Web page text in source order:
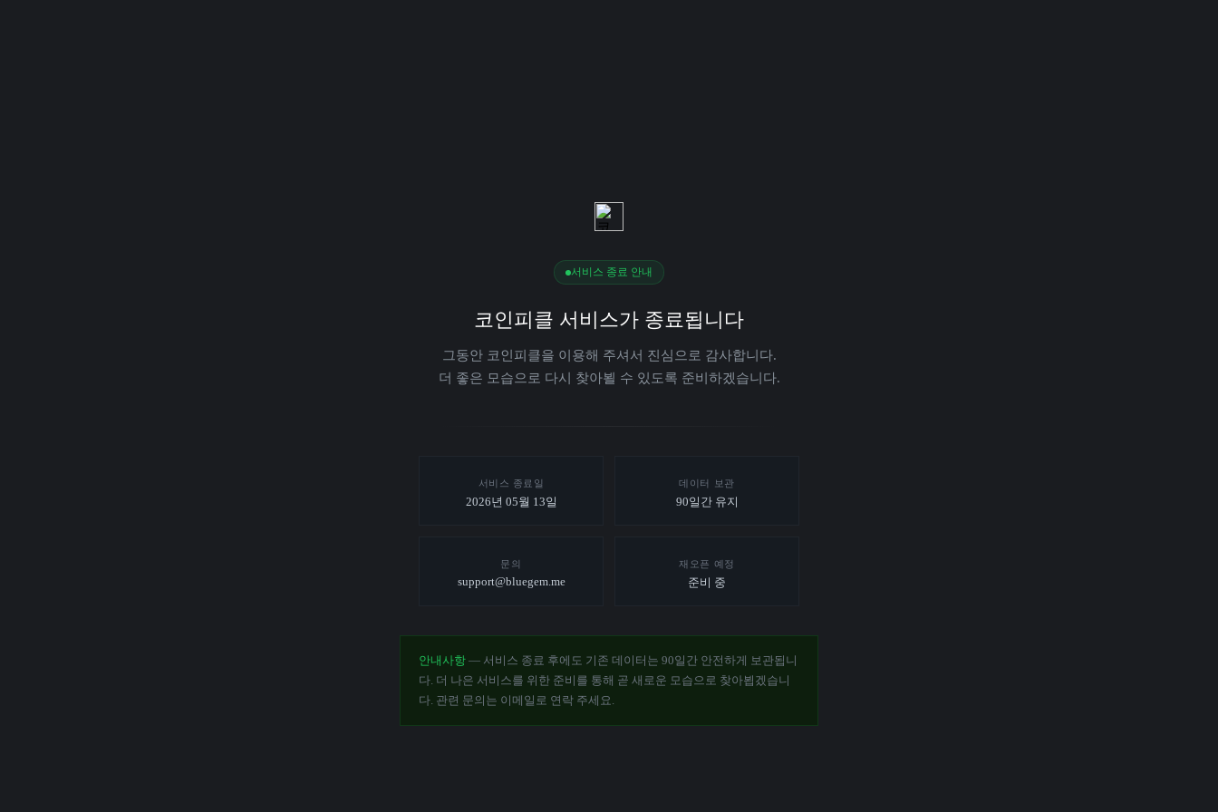
서비스 종료 안내
코인피클 서비스가 종료됩니다
그동안 코인피클을 이용해 주셔서 진심으로 감사합니다.
더 좋은 모습으로 다시 찾아뵐 수 있도록 준비하겠습니다.
서비스 종료일
2026년 05월 13일
데이터 보관
90일간 유지
문의
support@bluegem.me
재오픈 예정
준비 중
안내사항 — 서비스 종료 후에도 기존 데이터는 90일간 안전하게 보관됩니
다. 더 나은 서비스를 위한 준비를 통해 곧 새로운 모습으로 찾아뵙겠습니
다. 관련 문의는 이메일로 연락 주세요.